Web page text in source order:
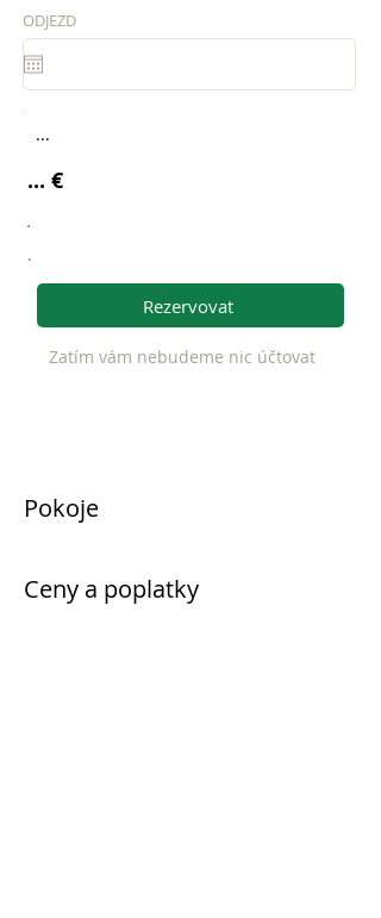
ODJEZD
...
... €
.
.
Rezervovat
Zatím vám nebudeme nic účtovat
Pokoje
Ceny a poplatky